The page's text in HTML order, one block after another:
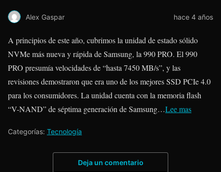
Alex Gaspar hace 4 años
A principios de este año, cubrimos la unidad de estado sólido
NVMe más nueva y rápida de Samsung, la 990 PRO. El 990
PRO presumía velocidades de “hasta 7450 MB/s”, y las
revisiones demostraron que era uno de los mejores SSD PCIe 4.0
para los consumidores. La unidad cuenta con la memoria flash
“V-NAND” de séptima generación de Samsung…Lee mas
Categorías: Tecnología
Deja un comentario